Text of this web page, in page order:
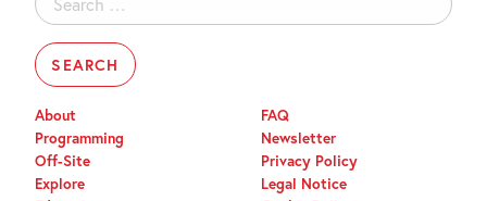
for:
About
Programming
Off-Site
Explore
FAQ
Newsletter
Privacy Policy
Legal Notice